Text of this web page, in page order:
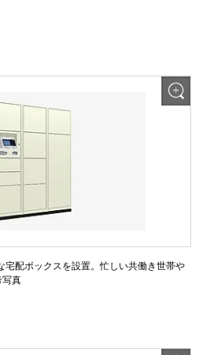
宅配ボックスを設置。忙しい共働き世帯や
写真